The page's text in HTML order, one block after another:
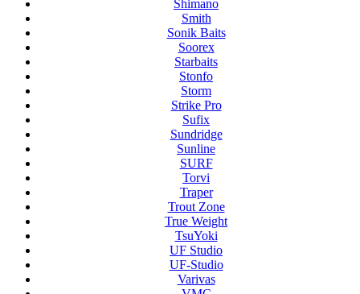
Shimano
Smith
Sonik Baits
Soorex
Starbaits
Stonfo
Storm
Strike Pro
Sufix
Sundridge
Sunline
SURF
Torvi
Traper
Trout Zone
True Weight
TsuYoki
UF Studio
UF-Studio
Varivas